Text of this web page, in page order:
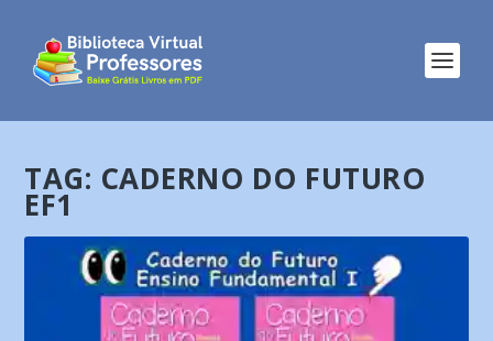
TAG: CADERNO DO FUTURO
EF1